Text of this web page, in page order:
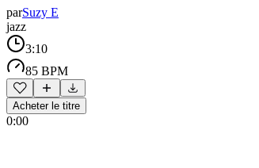
parSuzy E
jazz
3:10
85 BPM
Acheter le titre
0:00